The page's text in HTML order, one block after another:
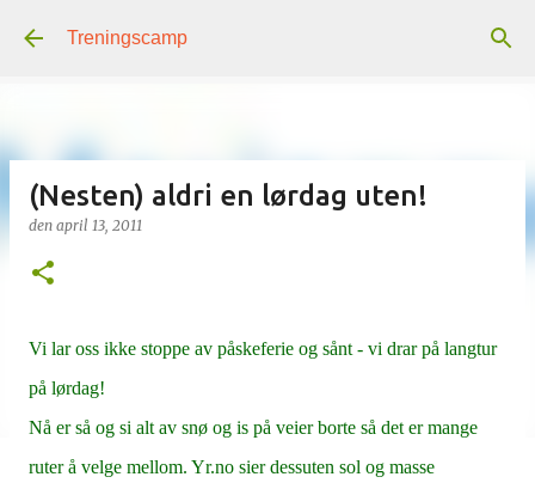
Gå til hovedinnhold
Treningscamp
(Nesten) aldri en lørdag uten!
den april 13, 2011
Vi lar oss ikke stoppe av påskeferie og sånt - vi drar på langtur
på lørdag!
Nå er så og si alt av snø og is på veier borte så det er mange
ruter å velge mellom. Yr.no sier dessuten sol og masse